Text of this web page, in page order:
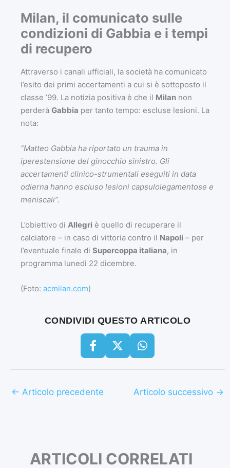
Milan, il comunicato sulle
condizioni di Gabbia e i tempi
di recupero
Attraverso i canali ufficiali, la società ha comunicato
l’esito dei primi accertamenti a cui si è sottoposto il
classe ’99. La notizia positiva è che il Milan non
perderà Gabbia per tanto tempo: escluse lesioni. La
nota:
“Matteo Gabbia ha riportato un trauma in
iperestensione del ginocchio sinistro. Gli
accertamenti clinico-strumentali eseguiti in data
odierna hanno escluso lesioni capsulolegamentose e
meniscali”.
L’obiettivo di Allegri è quello di recuperare il
calciatore – in caso di vittoria contro il Napoli – per
l’eventuale finale di Supercoppa italiana, in
programma lunedì 22 dicembre.
(Foto: acmilan.com)
CONDIVIDI QUESTO ARTICOLO
← Articolo precedente Articolo successivo →
ARTICOLI CORRELATI